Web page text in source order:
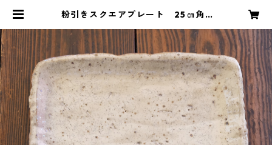
粉引きスクエアプレート 25㎝角 |